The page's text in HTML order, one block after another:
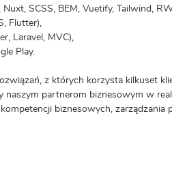
SCSS, BEM, Vuetify, Tailwind,
Flutter),
Laravel, MVC),
Play.
z których korzysta kilkuset
naszym partnerom biznesowym w
biznesowych, zarządzania